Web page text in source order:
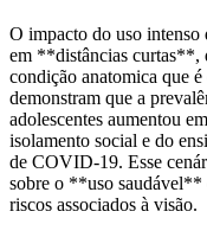
O impacto do uso
em **distâncias curtas**,
condição anatomica que
demonstram que a
adolescentes aumentou
isolamento social e do
de COVID-19. Esse
sobre o **uso saudável**
riscos associados à visão.